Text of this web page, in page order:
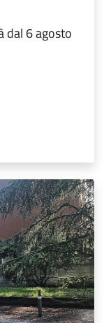
dal 6 agosto